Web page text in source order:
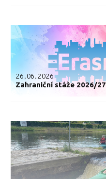
26.06.2026
Zahraniční stáže 2026/27